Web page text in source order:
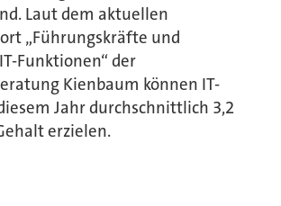
Laut dem aktuellen
„Führungskräfte und
Funktionen“ der
Kienbaum können IT-
Jahr durchschnittlich 3,2
erzielen.